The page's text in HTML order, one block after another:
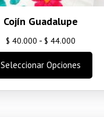
Cojín Guadalupe
$ 40.000 - $ 44.000
de
precios:
desde
Seleccionar Opciones
Este